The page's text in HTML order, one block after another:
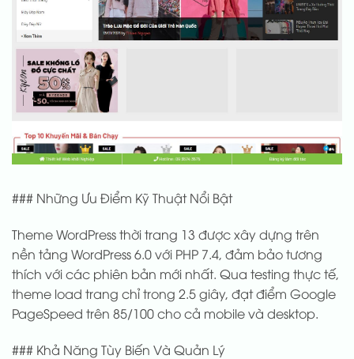
### Những Ưu Điểm Kỹ Thuật Nổi Bật
Theme WordPress thời trang 13 được xây dựng trên
nền tảng WordPress 6.0 với PHP 7.4, đảm bảo tương
thích với các phiên bản mới nhất. Qua testing thực tế,
theme load trang chỉ trong 2.5 giây, đạt điểm Google
PageSpeed trên 85/100 cho cả mobile và desktop.
### Khả Năng Tùy Biến Và Quản Lý